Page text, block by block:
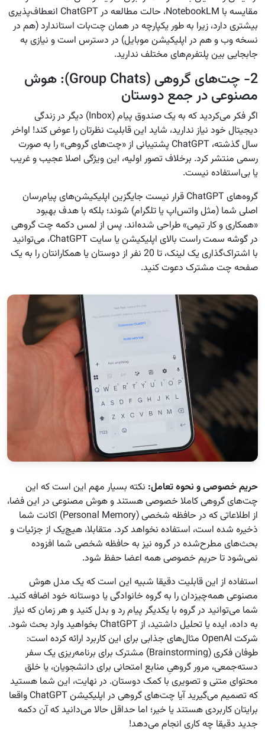
مقایسه با NotebookLM، حالت مطالعه در ChatGPT انعطاف‌پذیری
بیشتری دارد، زیرا به طور یکپارچه در همان چت‌بات استاندارد (هم در
نسخه وب و هم در اپلیکیشن موبایل) در دسترس است و نیازی به
جابجایی بین پلتفرم‌های مختلف ندارید.
2- چت‌های گروهی (Group Chats): هوش
مصنوعی در جمع دوستان
اگر فکر می‌کردید که به یک صندوق پیام (Inbox) دیگر در زندگی
دیجیتال خود نیاز ندارید، شاید این قابلیت نظرتان را عوض کند! اواخر
سال گذشته، ChatGPT پشتیبانی از «چت‌های گروهی» را به صورت
رسمی منتشر کرد. برخلاف تصور اولیه، این ویژگی اصلا عجیب و غریب
یا بی‌استفاده نیست.
گروه‌های ChatGPT قرار نیست جایگزین اپلیکیشن‌های پیام‌رسان
اصلی شما (مثل واتس‌اپ یا تلگرام) شوند؛ بلکه با هدف بهبود
«همکاری و کار تیمی» طراحی شده‌اند. پس از لمس دکمه چت گروهی
در گوشه سمت راست بالای اپلیکیشن یا سایت ChatGPT، می‌توانید
با اشتراک‌گذاری یک لینک، تا 20 نفر از دوستان یا همکارانتان را به یک
صفحه چت مشترک دعوت کنید.
حریم خصوصی و نحوه تعامل: نکته بسیار مهم این است که این
چت‌های گروهی کاملا خصوصی هستند و هوش مصنوعی در این فضا،
از اطلاعاتی که در حافظه شخصی (Personal Memory) اکانت شما
ذخیره شده است، استفاده نخواهد کرد. متقابلا، هیچ‌یک از جزئیات و
بحث‌های مطرح‌شده در گروه نیز به حافظه شخصی شما افزوده
نمی‌شود تا حریم خصوصی همه اعضا حفظ شود.
استفاده از این قابلیت دقیقا شبیه این است که یک مدل هوش
مصنوعی همه‌چیزدان را به گروه خانوادگی یا دوستانه خود اضافه کنید.
شما می‌توانید در گروه با یکدیگر پیام رد و بدل کنید و هر زمان که نیاز
به داده، ایده یا تحلیل داشتید، از ChatGPT بخواهید وارد بحث شود.
شرکت OpenAI مثال‌های جذابی برای این کاربرد ارائه کرده است:
طوفان فکری (Brainstorming) مشترک برای برنامه‌ریزی یک سفر
دسته‌جمعی، مرور گروهیِ منابع امتحانی برای دانشجویان، یا خلق
محتوای متنی و تصویری با کمک دوستان. در نهایت، این شما هستید
که تصمیم می‌گیرید آیا چت‌های گروهی در اپلیکیشن ChatGPT واقعا
برایتان کاربردی هستند یا خیر؛ اما حداقل حالا می‌دانید که آن دکمه
جدید دقیقا چه کاری انجام می‌دهد!